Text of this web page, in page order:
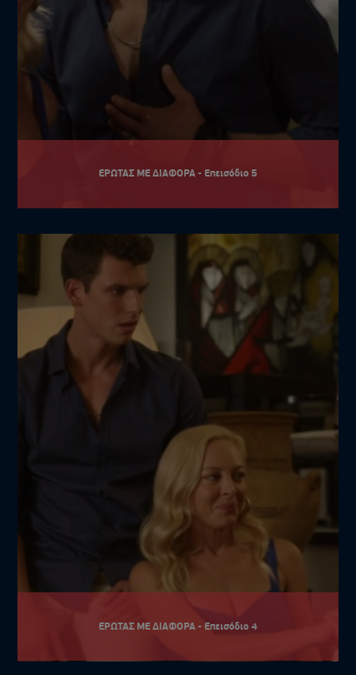
ΕΡΩΤΑΣ ΜΕ ΔΙΑΦΟΡΑ - Επεισόδιο 5
ΕΡΩΤΑΣ ΜΕ ΔΙΑΦΟΡΑ - Επεισόδιο 4